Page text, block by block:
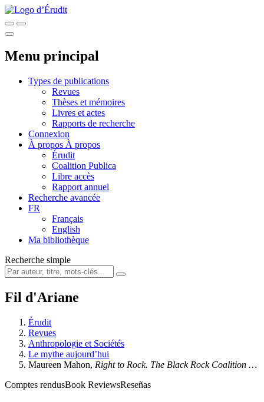
Menu principal
Types de publications
Revues
Thèses et mémoires
Livres et actes
Rapports de recherche
Connexion
À propos À propos
Érudit
Coalition Publica
Libre accès
Rapport annuel
Recherche avancée
FR
Français
English
Ma bibliothèque
Recherche simple
Fil d'Ariane
Érudit
Revues
Anthropologie et Sociétés
Le mythe aujourd’hui
Maureen Mahon, Right to Rock. The Black Rock Coalition …
Comptes rendusBook ReviewsReseñas